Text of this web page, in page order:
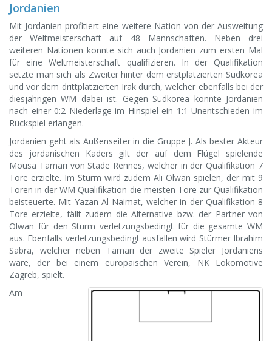
Jordanien
Mit Jordanien profitiert eine weitere Nation von der Ausweitung
der Weltmeisterschaft auf 48 Mannschaften. Neben drei
weiteren Nationen konnte sich auch Jordanien zum ersten Mal
für eine Weltmeisterschaft qualifizieren. In der Qualifikation
setzte man sich als Zweiter hinter dem erstplatzierten Südkorea
und vor dem drittplatzierten Irak durch, welcher ebenfalls bei der
diesjährigen WM dabei ist. Gegen Südkorea konnte Jordanien
nach einer 0:2 Niederlage im Hinspiel ein 1:1 Unentschieden im
Rückspiel erlangen.
Jordanien geht als Außenseiter in die Gruppe J. Als bester Akteur
des jordanischen Kaders gilt der auf dem Flügel spielende
Mousa Tamari von Stade Rennes, welcher in der Qualifikation 7
Tore erzielte. Im Sturm wird zudem Ali Olwan spielen, der mit 9
Toren in der WM Qualifikation die meisten Tore zur Qualifikation
beisteuerte. Mit Yazan Al-Naimat, welcher in der Qualifikation 8
Tore erzielte, fällt zudem die Alternative bzw. der Partner von
Olwan für den Sturm verletzungsbedingt für die gesamte WM
aus. Ebenfalls verletzungsbedingt ausfallen wird Stürmer Ibrahim
Sabra, welcher neben Tamari der zweite Spieler Jordaniens
wäre, der bei einem europäischen Verein, NK Lokomotive
Zagreb, spielt.
Am